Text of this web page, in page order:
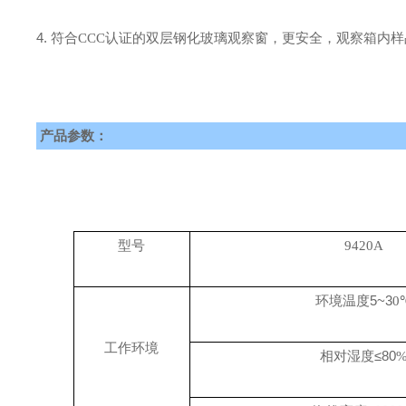
4. 符合CCC认证的双层钢化玻璃观察窗，更安全，观察箱内样
产品参数：
型号 9420A
工作环境
环境温度5~3
相对湿度≤80%